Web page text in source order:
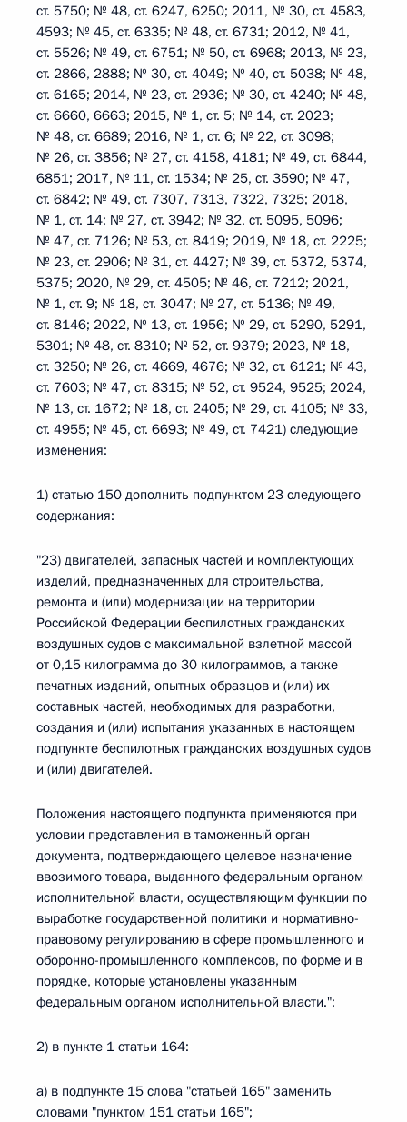
ст. 5750; № 48, ст. 6247, 6250; 2011, № 30, ст. 4583,
4593; № 45, ст. 6335; № 48, ст. 6731; 2012, № 41,
ст. 5526; № 49, ст. 6751; № 50, ст. 6968; 2013, № 23,
ст. 2866, 2888; № 30, ст. 4049; № 40, ст. 5038; № 48,
ст. 6165; 2014, № 23, ст. 2936; № 30, ст. 4240; № 48,
ст. 6660, 6663; 2015, № 1, ст. 5; № 14, ст. 2023;
№ 48, ст. 6689; 2016, № 1, ст. 6; № 22, ст. 3098;
№ 26, ст. 3856; № 27, ст. 4158, 4181; № 49, ст. 6844,
6851; 2017, № 11, ст. 1534; № 25, ст. 3590; № 47,
ст. 6842; № 49, ст. 7307, 7313, 7322, 7325; 2018,
№ 1, ст. 14; № 27, ст. 3942; № 32, ст. 5095, 5096;
№ 47, ст. 7126; № 53, ст. 8419; 2019, № 18, ст. 2225;
№ 23, ст. 2906; № 31, ст. 4427; № 39, ст. 5372, 5374,
5375; 2020, № 29, ст. 4505; № 46, ст. 7212; 2021,
№ 1, ст. 9; № 18, ст. 3047; № 27, ст. 5136; № 49,
ст. 8146; 2022, № 13, ст. 1956; № 29, ст. 5290, 5291,
5301; № 48, ст. 8310; № 52, ст. 9379; 2023, № 18,
ст. 3250; № 26, ст. 4669, 4676; № 32, ст. 6121; № 43,
ст. 7603; № 47, ст. 8315; № 52, ст. 9524, 9525; 2024,
№ 13, ст. 1672; № 18, ст. 2405; № 29, ст. 4105; № 33,
ст. 4955; № 45, ст. 6693; № 49, ст. 7421) следующие
изменения:
1) статью 150 дополнить подпунктом 23 следующего
содержания:
"23) двигателей, запасных частей и комплектующих
изделий, предназначенных для строительства,
ремонта и (или) модернизации на территории
Российской Федерации беспилотных гражданских
воздушных судов с максимальной взлетной массой
от 0,15 килограмма до 30 килограммов, а также
печатных изданий, опытных образцов и (или) их
составных частей, необходимых для разработки,
создания и (или) испытания указанных в настоящем
подпункте беспилотных гражданских воздушных судов
и (или) двигателей.
Положения настоящего подпункта применяются при
условии представления в таможенный орган
документа, подтверждающего целевое назначение
ввозимого товара, выданного федеральным органом
исполнительной власти, осуществляющим функции по
выработке государственной политики и нормативно-
правовому регулированию в сфере промышленного и
оборонно-промышленного комплексов, по форме и в
порядке, которые установлены указанным
федеральным органом исполнительной власти.";
2) в пункте 1 статьи 164:
а) в подпункте 15 слова "статьей 165" заменить
словами "пунктом 151 статьи 165";